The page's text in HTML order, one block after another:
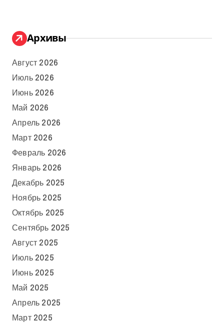
Архивы
Август 2026
Июль 2026
Июнь 2026
Май 2026
Апрель 2026
Март 2026
Февраль 2026
Январь 2026
Декабрь 2025
Ноябрь 2025
Октябрь 2025
Сентябрь 2025
Август 2025
Июль 2025
Июнь 2025
Май 2025
Апрель 2025
Март 2025